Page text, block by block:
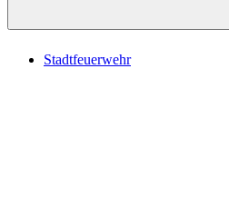
Stadtfeuerwehr